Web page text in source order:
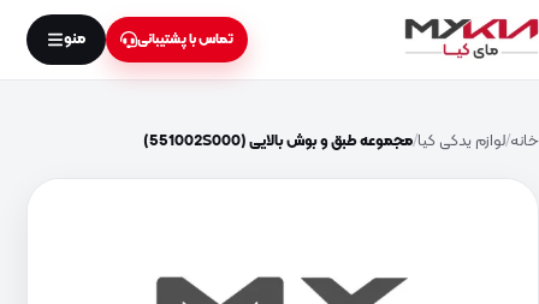
تماس با پشتیبانی منو
خانه لوازم یدکی کیا مجموعه طبق و بوش بالایی (551002S000)